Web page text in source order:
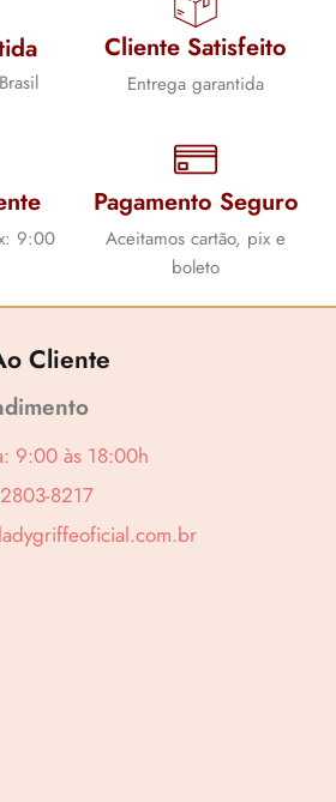
Cliente Satisfeito
Entrega garantida
9:00
Pagamento Seguro
Aceitamos cartão, pix e
boleto
Cliente
9:00 às 18:00h
8217